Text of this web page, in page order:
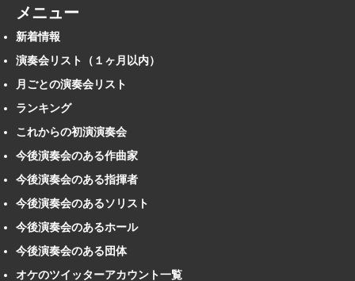
メニュー
新着情報
演奏会リスト（１ヶ月以内）
月ごとの演奏会リスト
ランキング
これからの初演演奏会
今後演奏会のある作曲家
今後演奏会のある指揮者
今後演奏会のあるソリスト
今後演奏会のあるホール
今後演奏会のある団体
オケのツイッターアカウント一覧